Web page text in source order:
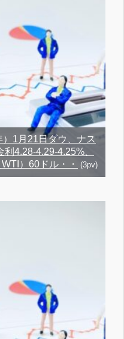
1月21日ダウ、ナス
4.28-4.29-4.25%、
）60ドル・・
(3pv)